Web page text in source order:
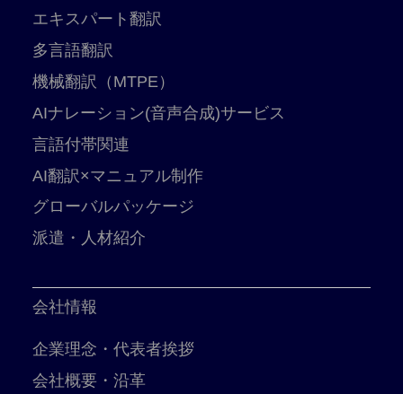
エキスパート翻訳
多言語翻訳
機械翻訳（MTPE）
AIナレーション(音声合成)サービス
言語付帯関連
AI翻訳×マニュアル制作
グローバルパッケージ
派遣・人材紹介
会社情報
企業理念・代表者挨拶
会社概要・沿革